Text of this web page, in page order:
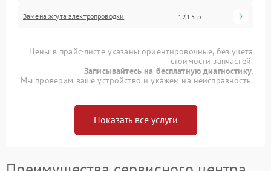
Замена жгута электропроводки 1215 р
Цены в прайс-листе указаны ориентировочные, без учета
стоимости запчастей.
Записывайтесь на бесплатную диагностику.
Мы проверим ваше устройство и укажем на неисправность.
Показать все услуги